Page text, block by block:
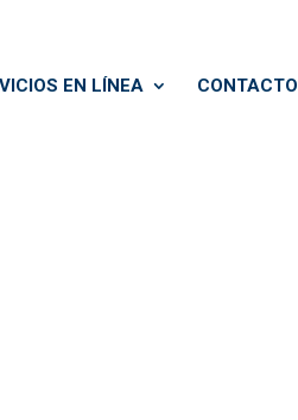
EN LÍNEA CONTACTO